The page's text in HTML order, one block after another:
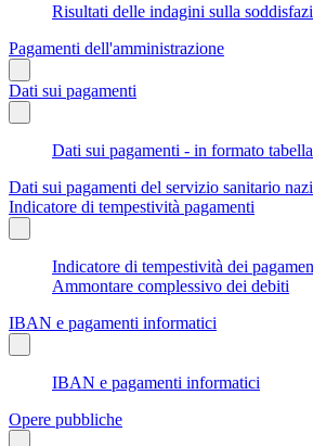
Risultati delle indagini sulla
Pagamenti dell'amministrazione
Dati sui pagamenti
Dati sui pagamenti - in formato
Dati sui pagamenti del servizio sanitario
Indicatore di tempestività pagamenti
Indicatore di tempestività dei
Ammontare complessivo dei debiti
IBAN e pagamenti informatici
IBAN e pagamenti informatici
Opere pubbliche